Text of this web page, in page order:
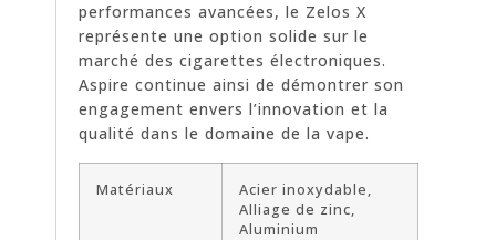
performances avancées, le Zelos X
représente une option solide sur le
marché des cigarettes électroniques.
Aspire continue ainsi de démontrer son
engagement envers l’innovation et la
qualité dans le domaine de la vape.
Matériaux
Acier inoxydable,
Alliage de zinc,
Aluminium